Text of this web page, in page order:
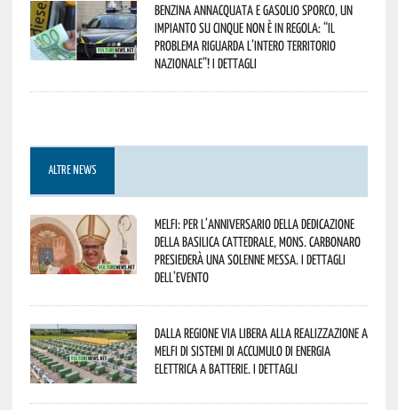
Benzina annacquata e gasolio sporco, un
impianto su cinque non è in regola: “il
problema riguarda l’intero territorio
Nazionale”! I dettagli
ALTRE NEWS
Melfi: per l’anniversario della Dedicazione
della Basilica Cattedrale, Mons. Carbonaro
presiederà una solenne messa. I dettagli
dell’evento
Dalla Regione via libera alla realizzazione a
Melfi di sistemi di accumulo di energia
elettrica a batterie. I dettagli